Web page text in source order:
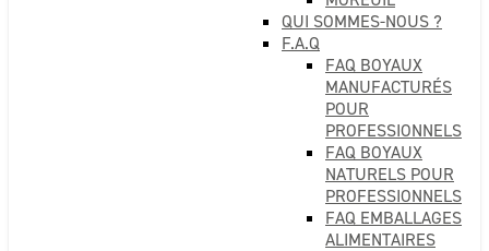
QUI SOMMES-NOUS ?
F.A.Q
FAQ BOYAUX
MANUFACTURÉS
POUR
PROFESSIONNELS
FAQ BOYAUX
NATURELS POUR
PROFESSIONNELS
FAQ EMBALLAGES
ALIMENTAIRES